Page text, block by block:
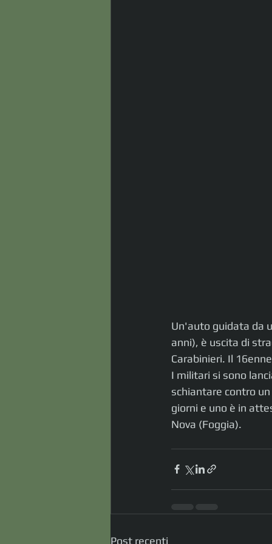
Un'auto guidata da
anni), è uscita di
Carabinieri. Il
I militari si sono
schiantare contro
giorni e uno è in
Nova (Foggia).
Post recenti